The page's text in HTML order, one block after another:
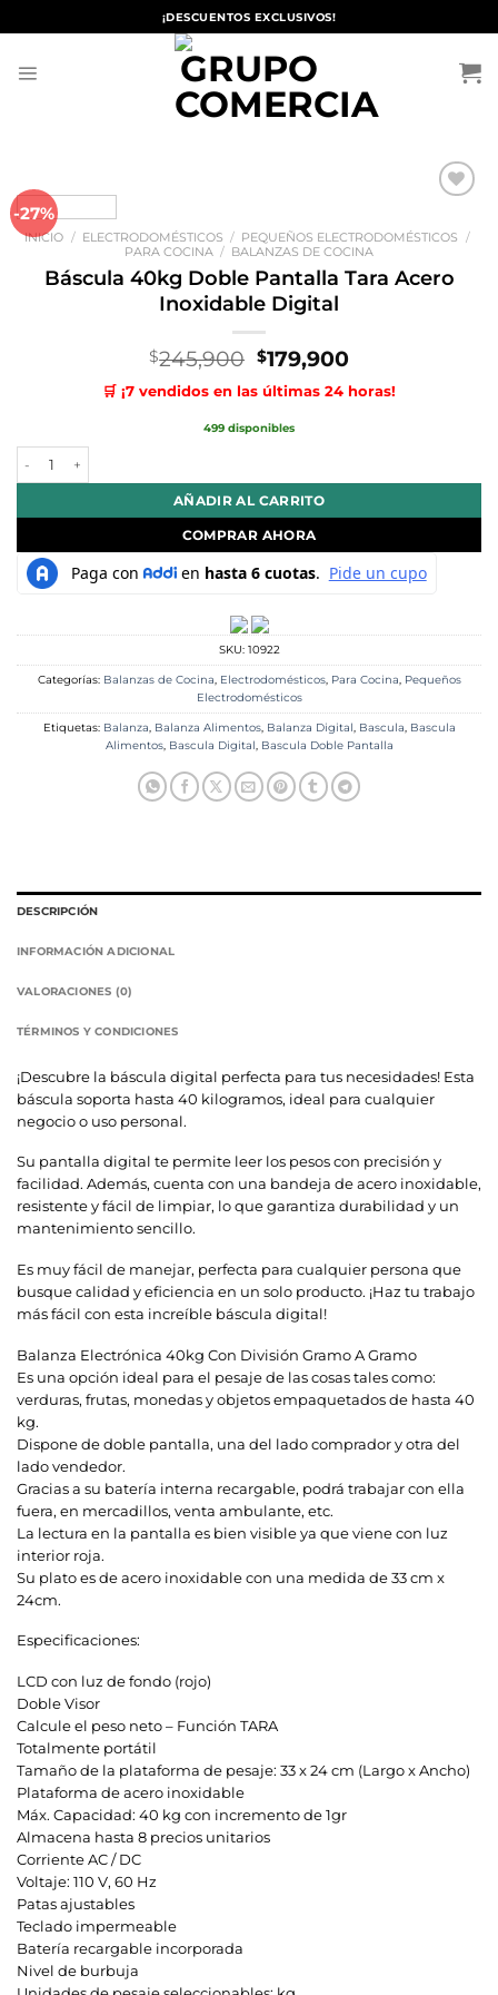
al
¡DESCUENTOS EXCLUSIVOS!
-27%
lista de
INICIO / ELECTRODOMÉSTICOS / PEQUEÑOS ELECTRODOMÉSTICOS /
PARA COCINA / BALANZAS DE COCINA
Báscula 40kg Doble Pantalla Tara Acero
Inoxidable Digital
$245,900 El
precio
original
era:
$179,900El
precio
actual
🛒 ¡7 vendidos en las últimas 24 horas!
499 disponibles
AÑADIR AL CARRITO
COMPRAR AHORA
SKU: 10922
Categorías: Balanzas de Cocina, Electrodomésticos, Para Cocina, Pequeños
Electrodomésticos
Etiquetas: Balanza, Balanza Alimentos, Balanza Digital, Bascula, Bascula
Alimentos, Bascula Digital, Bascula Doble Pantalla
DESCRIPCIÓN
INFORMACIÓN ADICIONAL
VALORACIONES (0)
TÉRMINOS Y CONDICIONES
¡Descubre la báscula digital perfecta para tus necesidades! Esta
báscula soporta hasta 40 kilogramos, ideal para cualquier
negocio o uso personal.
Su pantalla digital te permite leer los pesos con precisión y
facilidad. Además, cuenta con una bandeja de acero inoxidable,
resistente y fácil de limpiar, lo que garantiza durabilidad y un
mantenimiento sencillo.
Es muy fácil de manejar, perfecta para cualquier persona que
busque calidad y eficiencia en un solo producto. ¡Haz tu trabajo
más fácil con esta increíble báscula digital!
Balanza Electrónica 40kg Con División Gramo A Gramo
Es una opción ideal para el pesaje de las cosas tales como:
verduras, frutas, monedas y objetos empaquetados de hasta 40
kg.
Dispone de doble pantalla, una del lado comprador y otra del
lado vendedor.
Gracias a su batería interna recargable, podrá trabajar con ella
fuera, en mercadillos, venta ambulante, etc.
La lectura en la pantalla es bien visible ya que viene con luz
interior roja.
Su plato es de acero inoxidable con una medida de 33 cm x
24cm.
Especificaciones:
LCD con luz de fondo (rojo)
Doble Visor
Calcule el peso neto – Función TARA
Totalmente portátil
Tamaño de la plataforma de pesaje: 33 x 24 cm (Largo x Ancho)
Plataforma de acero inoxidable
Máx. Capacidad: 40 kg con incremento de 1gr
Almacena hasta 8 precios unitarios
Corriente AC / DC
Voltaje: 110 V, 60 Hz
Patas ajustables
Teclado impermeable
Batería recargable incorporada
Nivel de burbuja